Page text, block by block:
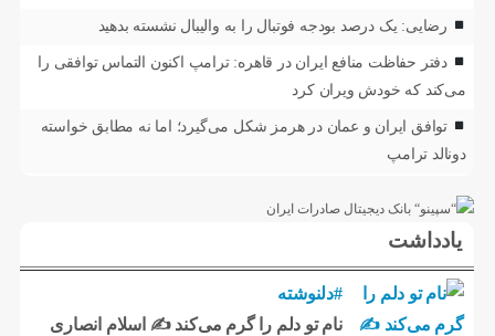
رضایی: یک درصد بودجه فوتبال را به والیبال نشسته بدهید
دفتر حفاظت منافع ایران در قاهره: ترامپ اکنون التماس توافقی را
می‌کند که خودش ویران کرد
توافق ایران و عمان در هرمز شکل می‌گیرد؛ اما نه مطابق خواسته
دونالد ترامپ
یادداشت
#دلنوشته
نام تو دلم را گرم می‌کند ✍️ اسلام انصاری